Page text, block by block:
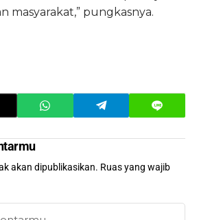
masyarakat,” pungkasnya.
akan dipublikasikan. Ruas yang wajib